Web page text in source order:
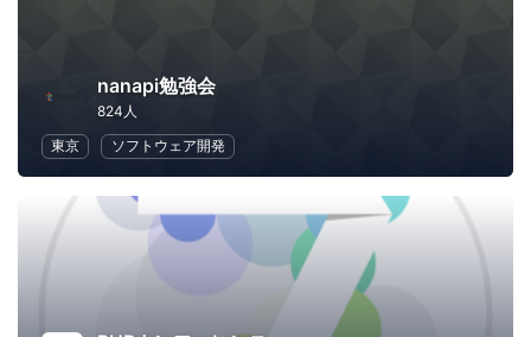
nanapi勉強会
824人
東京
ソフトウェア開発